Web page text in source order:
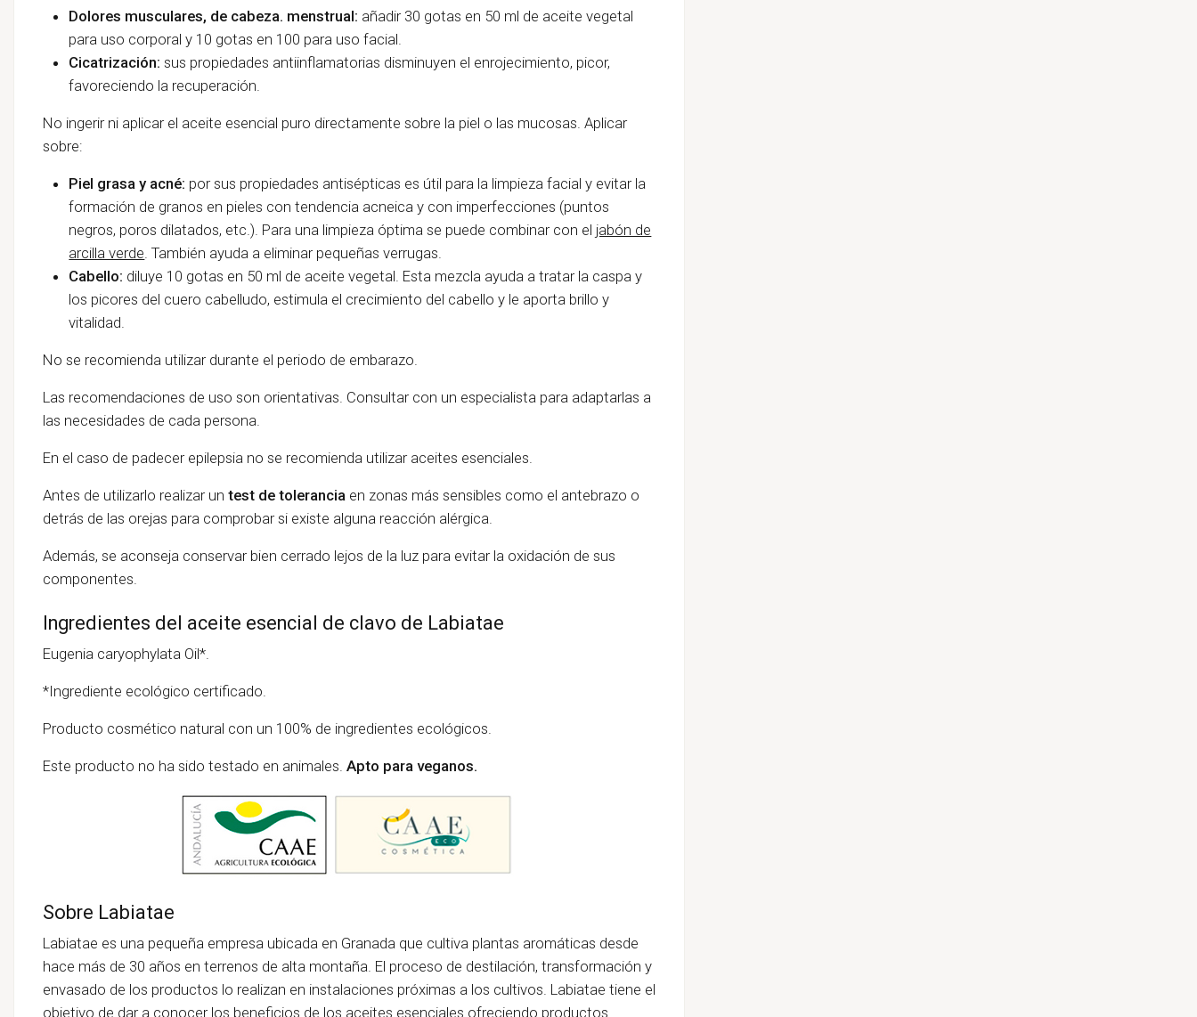
Dolores musculares, de cabeza. menstrual: añadir 30 gotas en 50 ml de aceite vegetal
para uso corporal y 10 gotas en 100 para uso facial.
Cicatrización:sus propiedades antiinflamatorias disminuyen el enrojecimiento, picor,
favoreciendo la recuperación.
No ingerir ni aplicar el aceite esencial puro directamente sobre la piel o las mucosas. Aplicar
sobre:
Piel grasa y acné: por sus propiedades antisépticas es útil para la limpieza facial y evitar la
formación de granos en pieles con tendencia acneica y con imperfecciones (puntos
negros, poros dilatados, etc.). Para una limpieza óptima se puede combinar con el jabón de
arcilla verde . También ayuda a eliminar pequeñas verrugas.
Cabello: diluye 10 gotas en 50 ml de aceite vegetal. Esta mezcla ayuda a tratar la caspa y
los picores del cuero cabelludo, estimula el crecimiento del cabello y le aporta brillo y
vitalidad.
No se recomienda utilizar durante el periodo de embarazo.
Las recomendaciones de uso son orientativas. Consultar con un especialista para adaptarlas a
las necesidades de cada persona.
En el caso de padecer epilepsia no se recomienda utilizar aceites esenciales.
Antes de utilizarlo realizar un test de tolerancia en zonas más sensibles como el antebrazo o
detrás de las orejas para comprobar si existe alguna reacción alérgica.
Además, se aconseja conservar bien cerrado lejos de la luz para evitar la oxidación de sus
componentes.
Ingredientes del aceite esencial de clavo de Labiatae
Eugenia caryophylata Oil*.
*Ingrediente ecológico certificado.
Producto cosmético natural con un 100% de ingredientes ecológicos.
Este producto no ha sido testado en animales. Apto para veganos.
Sobre Labiatae
Labiatae es una pequeña empresa ubicada en Granada que cultiva plantas aromáticas desde
hace más de 30 años en terrenos de alta montaña. El proceso de destilación, transformación y
envasado de los productos lo realizan en instalaciones próximas a los cultivos. Labiatae tiene el
objetivo de dar a conocer los beneficios de los aceites esenciales ofreciendo productos